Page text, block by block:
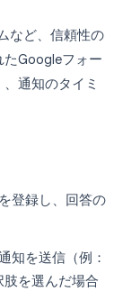
など、信頼性の
Googleフォー
通知のタイミ
登録し、回答の
知を送信（例：
を選んだ場合